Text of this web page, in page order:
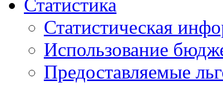
Статистика
Статистическая
Использование
Предоставляемые